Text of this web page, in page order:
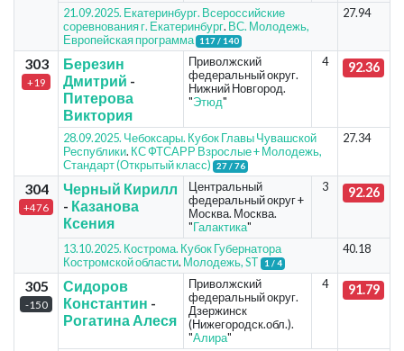
21.09.2025. Екатеринбург. Всероссийские
соревнования г. Екатеринбург. ВС. Молодежь,
Европейская программа
117 / 140
27.94
303
+19
Березин
Дмитрий -
Питерова
Виктория
Приволжский
федеральный округ.
Нижний Новгород.
"Этюд"
4 92.36
28.09.2025. Чебоксары. Кубок Главы Чувашской
Республики. КС ФТСАРР Взрослые + Молодежь,
Стандарт (Открытый класс)
27 / 76
27.34
304
+476
Черный Кирилл
- Казанова
Ксения
Центральный
федеральный округ +
Москва. Москва.
"Галактика"
3 92.26
13.10.2025. Кострома. Кубок Губернатора
Костромской области. Молодежь, ST 1 / 4
40.18
305
-150
Сидоров
Константин -
Рогатина Алеся
Приволжский
федеральный округ.
Дзержинск
(Нижегородск.обл.).
"Алира"
4 91.79